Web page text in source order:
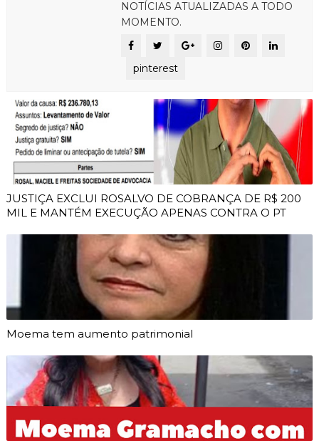
NOTÍCIAS ATUALIZADAS A TODO
MOMENTO.
pinterest
JUSTIÇA EXCLUI ROSALVO DE COBRANÇA DE R$ 200
MIL E MANTÉM EXECUÇÃO APENAS CONTRA O PT
Moema tem aumento patrimonial